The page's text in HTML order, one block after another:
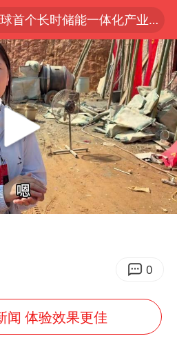
全球首个长时储能一体化产业园量产
白海豚加强
中国女篮70-67险胜尼日利亚女篮
宜宾高县4.9级地震致1死
名创优品回应女子吐槽内裤质量差
禁令驱动有色板块大涨
的第一杯奶茶到底有多火
国防部：中国军队坚决反制任何闹海挑衅图谋
存储板块集体大跌
演员求职万岁山NPC成功
斌获《歌手2026》歌王
07:23
0
闻 体验效果更佳